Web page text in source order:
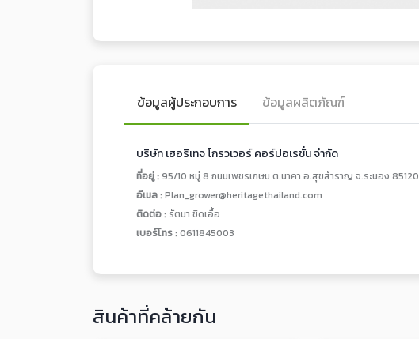
ข้อมูลผู้ประกอบการ ข้อมูลผลิตภัณฑ์
บริษัท เฮอริเทจ โกรวเวอร์ คอร์ปอเรชั่น จำกัด
ที่อยู่ :95/10 หมู่ 8 ถนนเพชรเกษม ต.นาคา อ.สุขสำราญ จ.ระนอง 85120
อีเมล :Plan_grower@heritagethailand.com
ติดต่อ : รัตนา ชิดเอื้อ
เบอร์โทร :0611845003
สินค้าที่คล้ายกัน